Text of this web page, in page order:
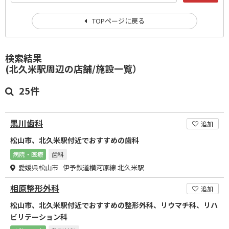
検索結果
(北久米駅周辺の店舗/施設一覧）
25件
黒川歯科 追加
松山市、北久米駅付近でおすすめの歯科
病院・医療 歯科
愛媛県松山市 伊予鉄道横河原線 北久米駅
相原整形外科 追加
松山市、北久米駅付近でおすすめの整形外科、リウマチ科、リハ
ビリテーション科
TOPページに戻る